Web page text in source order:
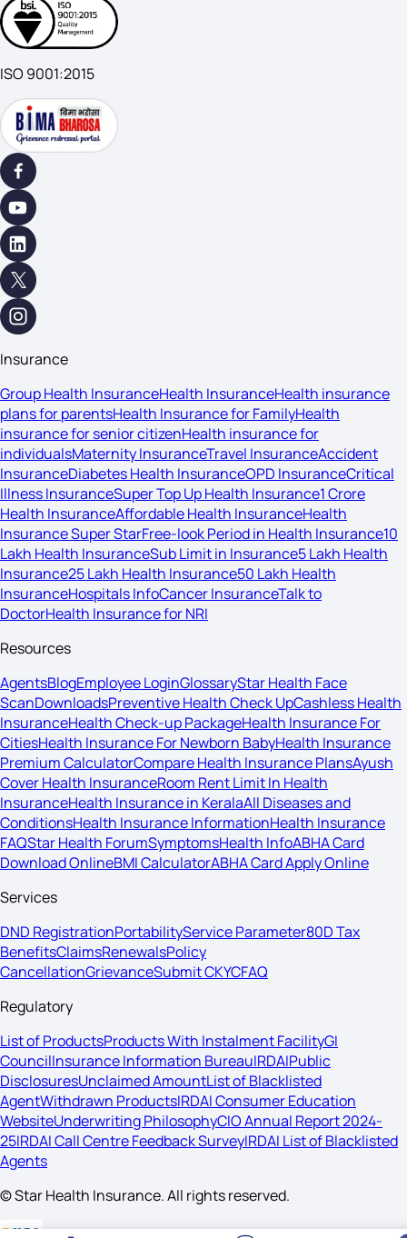
ISO 9001:2015
Insurance
Group Health InsuranceHealth InsuranceHealth insurance
plans for parentsHealth Insurance for FamilyHealth
insurance for senior citizenHealth insurance for
individualsMaternity InsuranceTravel InsuranceAccident
InsuranceDiabetes Health InsuranceOPD InsuranceCritical
Illness InsuranceSuper Top Up Health Insurance1 Crore
Health InsuranceAffordable Health InsuranceHealth
Insurance Super StarFree-look Period in Health Insurance10
Lakh Health InsuranceSub Limit in Insurance5 Lakh Health
Insurance25 Lakh Health Insurance50 Lakh Health
InsuranceHospitals InfoCancer InsuranceTalk to
DoctorHealth Insurance for NRI
Resources
AgentsBlogEmployee LoginGlossaryStar Health Face
ScanDownloadsPreventive Health Check UpCashless Health
InsuranceHealth Check-up PackageHealth Insurance For
CitiesHealth Insurance For Newborn BabyHealth Insurance
Premium CalculatorCompare Health Insurance PlansAyush
Cover Health InsuranceRoom Rent Limit In Health
InsuranceHealth Insurance in KeralaAll Diseases and
ConditionsHealth Insurance InformationHealth Insurance
FAQStar Health ForumSymptomsHealth InfoABHA Card
Download OnlineBMI CalculatorABHA Card Apply Online
Services
DND RegistrationPortabilityService Parameter80D Tax
BenefitsClaimsRenewalsPolicy
CancellationGrievanceSubmit CKYCFAQ
Regulatory
List of ProductsProducts With Instalment FacilityGI
CouncilInsurance Information BureauIRDAIPublic
DisclosuresUnclaimed AmountList of Blacklisted
AgentWithdrawn ProductsIRDAI Consumer Education
WebsiteUnderwriting PhilosophyCIO Annual Report 2024-
25IRDAI Call Centre Feedback SurveyIRDAI List of Blacklisted
Agents
© Star Health Insurance. All rights reserved.